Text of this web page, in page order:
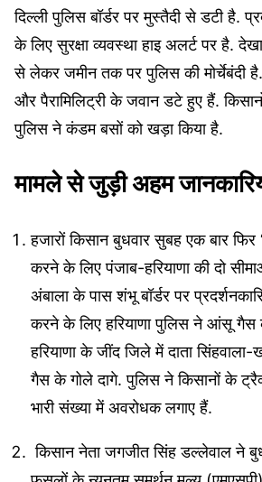
दिल्ली पुलिस बॉर्डर पर मुस्तैदी से डटी है.
के लिए सुरक्षा व्यवस्था हाइ अलर्ट पर है.
से लेकर जमीन तक पर पुलिस की मोर्चेबंदी
और पैरामिलिट्री के जवान डटे हुए हैं.
पुलिस ने कंडम बसों को खड़ा किया है.
मामले से जुड़ी अहम
हजारों किसान बुधवार सुबह एक बार फिर
करने के लिए पंजाब-हरियाणा की दो
अंबाला के पास शंभू बॉर्डर पर
करने के लिए हरियाणा पुलिस ने आंसू गैस
हरियाणा के जींद जिले में दाता सिंहवाला-
गैस के गोले दागे. पुलिस ने किसानों के
भारी संख्या में अवरोधक लगाए हैं.
किसान नेता जगजीत सिंह डल्लेवाल ने